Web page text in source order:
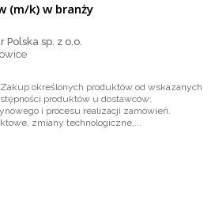
(m/k) w branży
sp. z o.o.
określonych produktów od wskazanych
produktów u dostawców;
i procesu realizacji zamówień.
zmiany technologiczne,...